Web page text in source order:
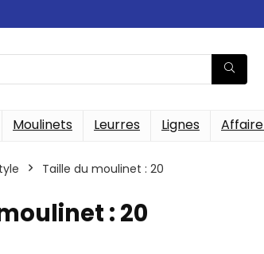
Moulinets Leurres Lignes
‎Taille du moulinet : 20
: 20